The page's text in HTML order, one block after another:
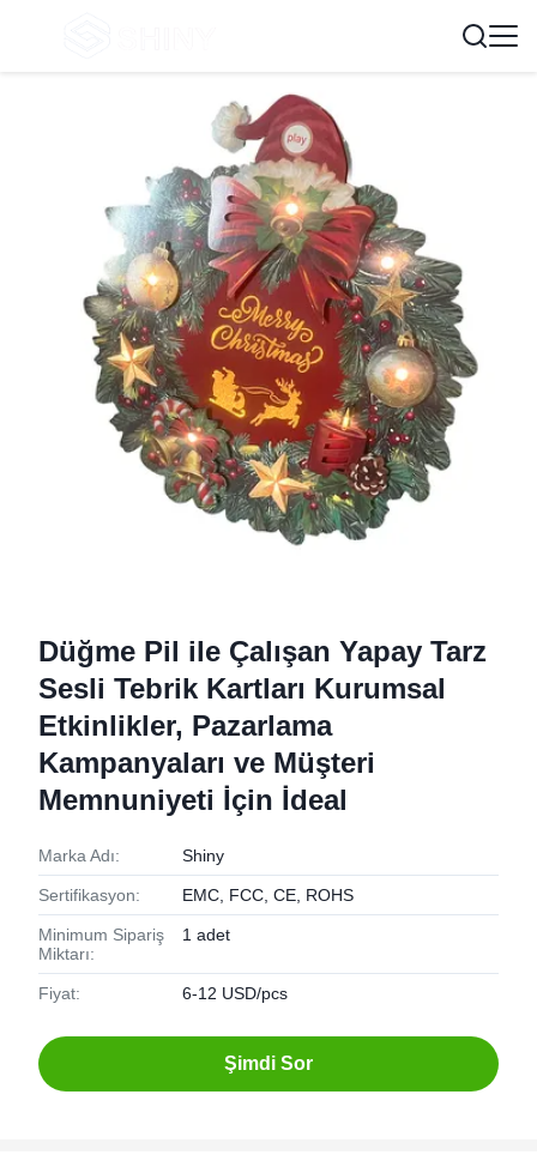
Düğme Pil ile Çalışan Yapay Tarz
Sesli Tebrik Kartları Kurumsal
Etkinlikler, Pazarlama
Kampanyaları ve Müşteri
Memnuniyeti İçin İdeal
Marka Adı: Shiny
Sertifikasyon: EMC, FCC, CE, ROHS
Minimum Sipariş
Miktarı:
1 adet
Fiyat: 6-12 USD/pcs
Şimdi Sor